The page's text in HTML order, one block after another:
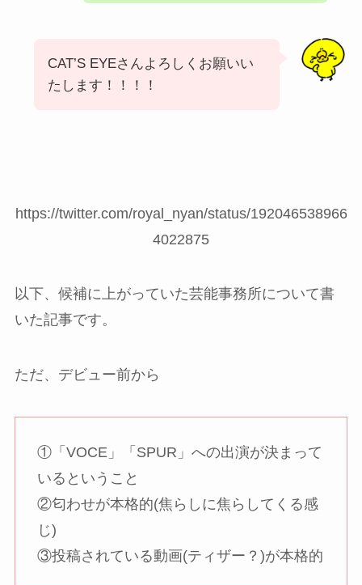
CAT’S EYEさんよろしくお願いい
たします！！！！
https://twitter.com/royal_nyan/status/192046538966
4022875
以下、候補に上がっていた芸能事務所について書
いた記事です。
ただ、デビュー前から
①「VOCE」「SPUR」への出演が決まって
いるということ
②匂わせが本格的(焦らしに焦らしてくる感
じ)
③投稿されている動画(ティザー？)が本格的